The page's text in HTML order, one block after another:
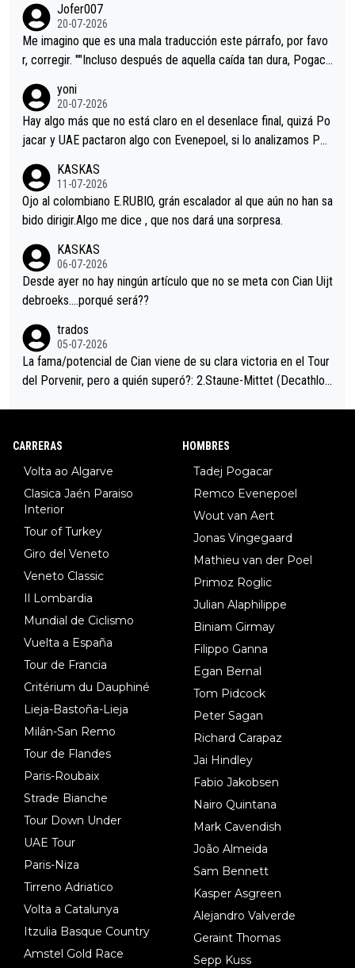
Minguez, Velez etc etc.Me da pena vivir estos momentos tan
tristes sin victorias.
Jofer007
20-07-2026
Me imagino que es una mala traducción este párrafo, por favo
r, corregir. ""Incluso después de aquella caída tan dura, Pogaca
permaneció pegado a su rueda. Parecía increíble la forma en l
a que era capaz de controlar el miedo", recordó."
yoni
20-07-2026
Hay algo más que no está claro en el desenlace final, quizá Po
jacar y UAE pactaron algo con Evenepoel, si lo analizamos Poj
i sin pedalear, luego está el saludo con Evenepoel dándose la
mano de una manera muy fraternal, más allá de los típicos toqu
es en el hombro con que saludaba a Vingegard. Ahí hubo una in
eta, a ver si por querer poner a Del Toro con calzador en posi
ción de podio UAE y Pojacar se van complicar el tour.
KASKAS
11-07-2026
Ojo al colombiano E.RUBIO, grán escalador al que aún no han sa
bido dirigir.Algo me dice , que nos dará una sorpresa.
KASKAS
06-07-2026
Desde ayer no hay ningún artículo que no se meta con Cian Uijt
debroeks….porqué será??
trados
05-07-2026
La fama/potencial de Cian viene de su clara victoria en el Tour
del Porvenir, pero a quién superó?: 2.Staune-Mittet (Decathlon,
8.Lenny Martinez (Bahrein), 9. Van Belle (Visma), 10. Vacek (Li
CARRERAS
Volta ao Algarve
Clasica Jaén Paraiso
Interior
Tour of Turkey
Giro del Veneto
Veneto Classic
Il Lombardia
Mundial de Ciclismo
Vuelta a España
Tour de Francia
Critérium du Dauphiné
Lieja-Bastoña-Lieja
Milán-San Remo
Tour de Flandes
Paris-Roubaix
Strade Bianche
Tour Down Under
UAE Tour
Paris-Niza
Tirreno Adriatico
Volta a Catalunya
Itzulia Basque Country
Amstel Gold Race
HOMBRES
Tadej Pogacar
Remco Evenepoel
Wout van Aert
Jonas Vingegaard
Mathieu van der Poel
Primoz Roglic
Julian Alaphilippe
Biniam Girmay
Filippo Ganna
Egan Bernal
Tom Pidcock
Peter Sagan
Richard Carapaz
Jai Hindley
Fabio Jakobsen
Nairo Quintana
Mark Cavendish
João Almeida
Sam Bennett
Kasper Asgreen
Alejandro Valverde
Geraint Thomas
Sepp Kuss